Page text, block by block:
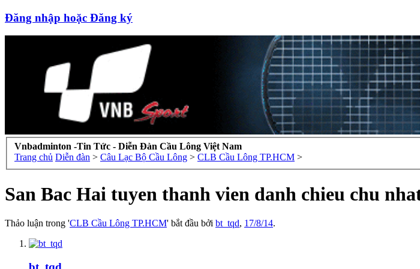
Đăng nhập hoặc Đăng ký
Vnbadminton -Tin Tức - Diễn Đàn Cầu Lông Việt Nam
Trang chủ Diễn đàn > Câu Lạc Bộ Cầu Lông > CLB Cầu Lông TP.HCM >
San Bac Hai tuyen thanh vien danh chieu chu
Thảo luận trong 'CLB Cầu Lông TP.HCM' bắt đầu bởi bt_tqd, 17/8/14.